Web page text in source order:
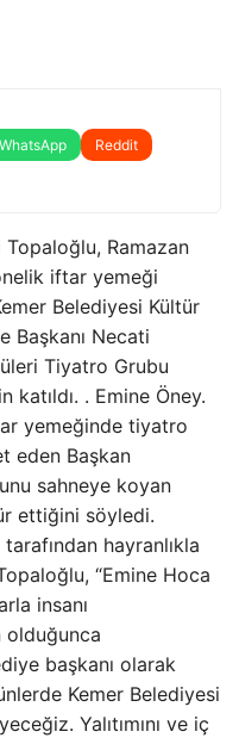
WhatsApp
Reddit
Topaloğlu, Ramazan
iftar yemeği
Belediyesi Kültür
Başkanı Necati
Tiyatro Grubu
katıldı. . Emine Öney.
yemeğinde tiyatro
eden Başkan
sahneye koyan
ettiğini söyledi.
hayranlıkla
“Emine Hoca
insanı
olduğunca
başkanı olarak
Kemer Belediyesi
Yalıtımını ve iç